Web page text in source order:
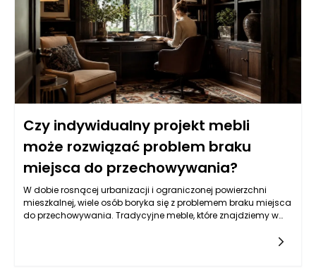
Czy indywidualny projekt mebli
może rozwiązać problem braku
miejsca do przechowywania?
W dobie rosnącej urbanizacji i ograniczonej powierzchni
mieszkalnej, wiele osób boryka się z problemem braku miejsca
do przechowywania. Tradycyjne meble, które znajdziemy w